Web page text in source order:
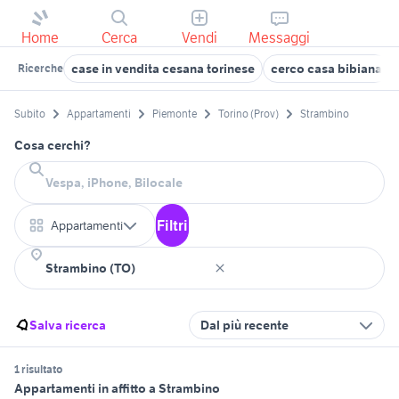
Home Cerca Vendi Messaggi
Ricerche case in vendita cesana torinese cerco casa bibiana
Subito Appartamenti Piemonte Torino (Prov) Strambino
Cosa cerchi?
Appartamenti Filtri
Salva ricerca Dal più recente
1 risultato
Appartamenti in affitto a Strambino